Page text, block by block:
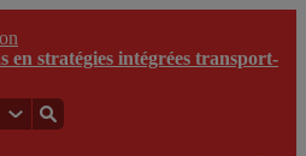
stratégies intégrées transport-